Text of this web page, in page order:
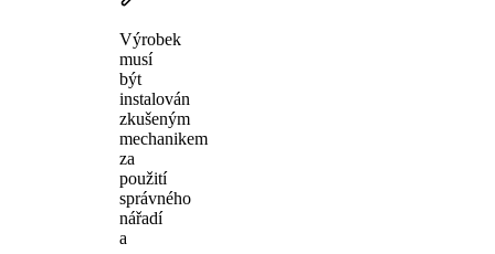
Výrobek
musí
být
instalován
zkušeným
mechanikem
za
použití
správného
nářadí
a